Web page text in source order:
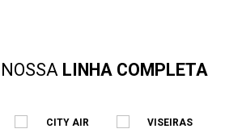
LINHA COMPLETA